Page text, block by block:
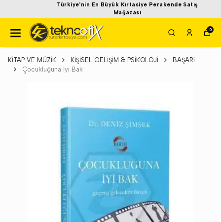
Türkiye'nin En Büyük Kırtasiye Perakende Satış
Mağazası
0
KİTAP VE MÜZİK KİŞİSEL GELİŞİM & PSİKOLOJİ
BAŞARI
Çocukluğuna İyi Bak